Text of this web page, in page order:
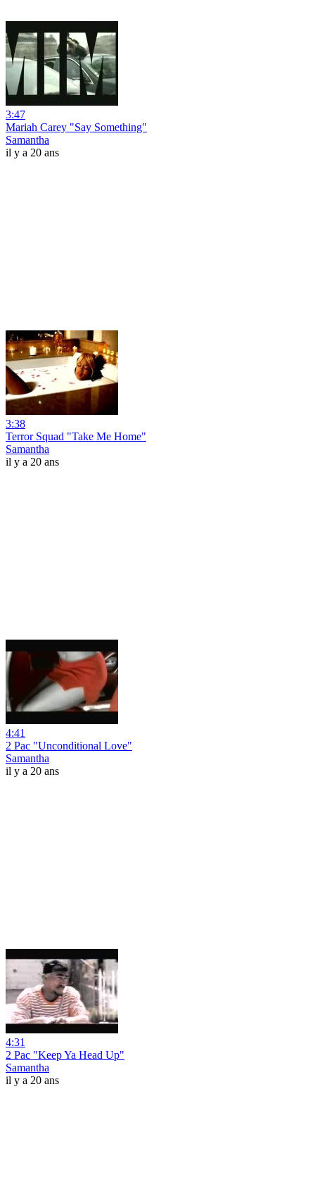
3:47
Mariah Carey "Say Something"
Samantha
il y a 20 ans
3:38
Terror Squad "Take Me Home"
Samantha
il y a 20 ans
4:41
2 Pac "Unconditional Love"
Samantha
il y a 20 ans
4:31
2 Pac "Keep Ya Head Up"
Samantha
il y a 20 ans